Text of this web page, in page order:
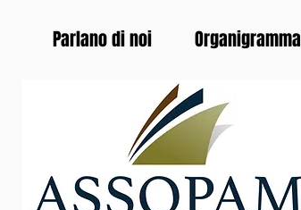
Parlano di noi Organigramma